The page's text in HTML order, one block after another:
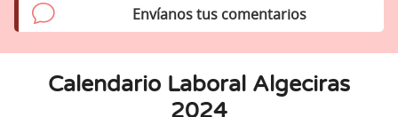
Calendario Laboral Algeciras
2024
Envíanos tus comentarios